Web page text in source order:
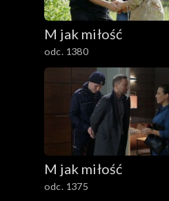
M jak miłość
odc. 1380
M jak miłość
odc. 1375